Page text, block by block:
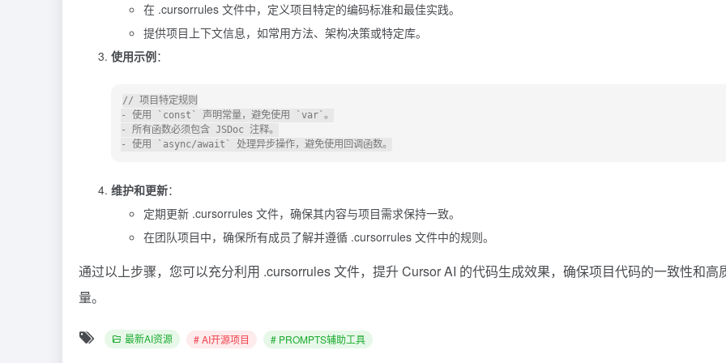
在 .cursorrules 文件中，定义项目特定的编码标准和最佳实践。
提供项目上下文信息，如常用方法、架构决策或特定库。
使用示例：
-
使用 `const` 声明常量，避免使用 `var`
-
-
使用 `async/await`
维护和更新：
定期更新 .cursorrules 文件，确保其内容与项目需求保持一致。
在团队项目中，确保所有成员了解并遵循 .cursorrules 文件中的规则。
通过以上步骤，您可以充分利用 .cursorrules 文件，提升 Cursor AI 的代码生成效果，确保项目代码的一致性和高
量。
最新AI资源 # AI开源项目 # PROMPTS辅助工具